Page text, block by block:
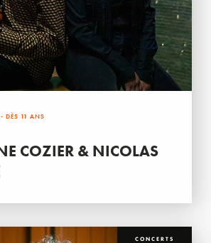
- DÈS 11 ANS
COZIER & NICOLAS
CONCERTS